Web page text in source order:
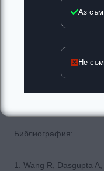
с ревматично
Etoricoxib е доказано
ставно-
Библиография:
1. Wang R, Dasgupta
Аз съм
Не съм